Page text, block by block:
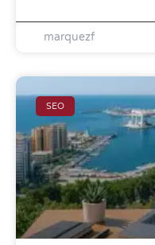
¿Por qué